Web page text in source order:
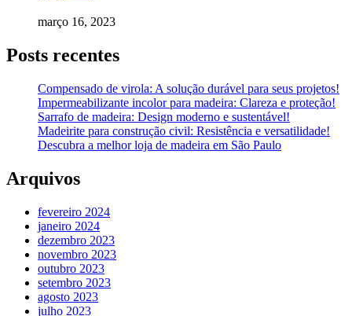
março 16, 2023
Posts recentes
Compensado de virola: A solução durável para seus projetos!
Impermeabilizante incolor para madeira: Clareza e proteção!
Sarrafo de madeira: Design moderno e sustentável!
Madeirite para construção civil: Resistência e versatilidade!
Descubra a melhor loja de madeira em São Paulo
Arquivos
fevereiro 2024
janeiro 2024
dezembro 2023
novembro 2023
outubro 2023
setembro 2023
agosto 2023
julho 2023